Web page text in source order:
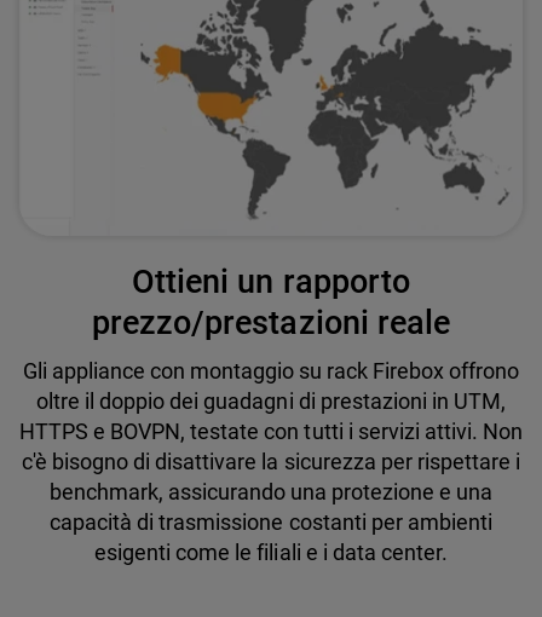
Ottieni un rapporto
prezzo/prestazioni reale
Gli appliance con montaggio su rack Firebox offrono
oltre il doppio dei guadagni di prestazioni in UTM,
HTTPS e BOVPN, testate con tutti i servizi attivi. Non
c'è bisogno di disattivare la sicurezza per rispettare i
benchmark, assicurando una protezione e una
capacità di trasmissione costanti per ambienti
esigenti come le filiali e i data center.